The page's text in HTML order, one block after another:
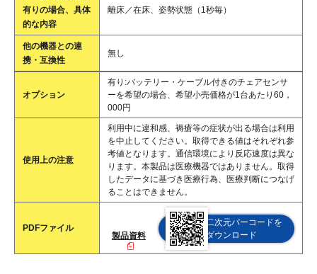
有りの場合、具体
的な内容
離床／在床、姿勢状態（1秒毎）
他の機器との連
携・互換性
無し
オプション
有り:バッテリー・ケーブル付きのチェアセンサ
ーを希望の場合、希望小売価格が1台あたり60，
000円
使用上の注意
利用中に違和感、褥瘡等の症状が出る場合は利用
を中止してください。取得できる値はそれぞれ参
考値となります。通信環境により反応速度は異な
ります。本製品は医療機器ではありません。取得
したデータに基づき医療行為、医療判断につなげ
ることはできません。
PDFファイル
製品資料
二次元バーコードを
ダウンロード